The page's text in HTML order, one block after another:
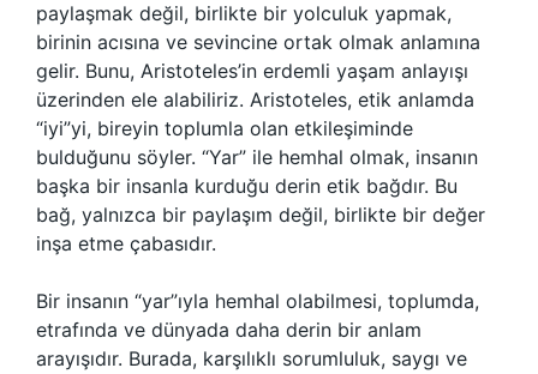
paylaşmak değil, birlikte bir yolculuk yapmak,
birinin acısına ve sevincine ortak olmak anlamına
gelir. Bunu, Aristoteles’in erdemli yaşam anlayışı
üzerinden ele alabiliriz. Aristoteles, etik anlamda
“iyi”yi, bireyin toplumla olan etkileşiminde
bulduğunu söyler. “Yar” ile hemhal olmak, insanın
başka bir insanla kurduğu derin etik bağdır. Bu
bağ, yalnızca bir paylaşım değil, birlikte bir değer
inşa etme çabasıdır.
Bir insanın “yar”ıyla hemhal olabilmesi, toplumda,
etrafında ve dünyada daha derin bir anlam
arayışıdır. Burada, karşılıklı sorumluluk, saygı ve